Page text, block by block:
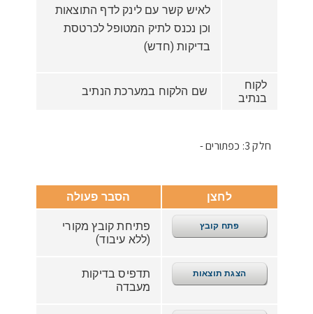
לאיש קשר עם לינק לדף התוצאות
וכן נכנס לתיק המטופל לכרטסת
בדיקות (חדש)
לקוח
בנתיב
שם הלקוח במערכת הנתיב
חלק 3: כפתורים -
לחצן הסבר פעולה
פתח קובץ
פתיחת קובץ מקורי
(ללא עיבוד)
הצגת תוצאות
תדפיס בדיקות
מעבדה